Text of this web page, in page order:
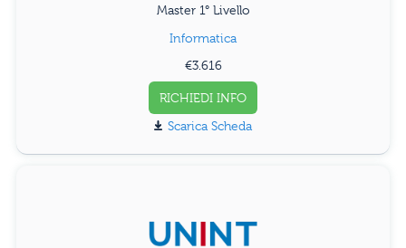
Master 1° Livello
Informatica
€3.616
RICHIEDI INFO
Scarica Scheda